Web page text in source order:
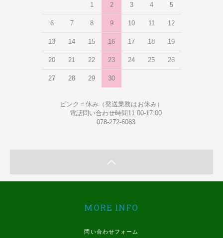
1 2 3 4 5
6 7 8 9 10 11 12
13 14 15 16 17 18 19
20 21 22 23 24 25 26
27 28 29 30
ピンク＝休み（発送業務はお休み）
電話問い合わせ時間11:00-17:00
078-272-6083
MORE INFO
問い合わせフォーム